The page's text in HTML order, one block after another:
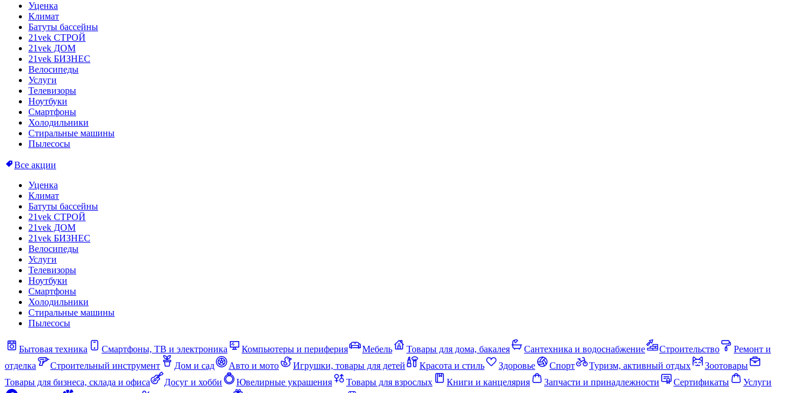
Уценка
Климат
Батуты бассейны
21vek СТРОЙ
21vek ДОМ
21vek БИЗНЕС
Велосипеды
Услуги
Телевизоры
Ноутбуки
Смартфоны
Холодильники
Стиральные машины
Пылесосы
Все акции
Уценка
Климат
Батуты бассейны
21vek СТРОЙ
21vek ДОМ
21vek БИЗНЕС
Велосипеды
Услуги
Телевизоры
Ноутбуки
Смартфоны
Холодильники
Стиральные машины
Пылесосы
Бытовая техника Смартфоны, ТВ и электроника Компьютеры и периферия Мебель Товары для дома, бакалея Сантехника и водоснабжение Строительство
Ремонт и
отделка
Строительный инструмент Дом и сад Авто и мото Игрушки, товары для детей Красота и стиль Здоровье Спорт Туризм, активный отдых
Зоотовары
Товары для бизнеса, склада и офиса
Досуг и хобби Ювелирные украшения Товары для взрослых Книги и канцелярия Запчасти и принадлежности Сертификаты
Услуги